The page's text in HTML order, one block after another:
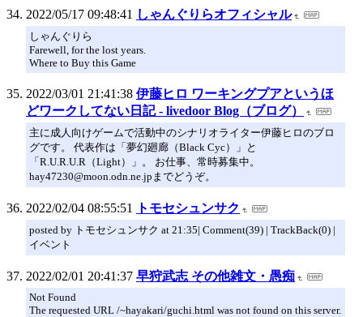
2022/05/17 09:48:41 しゃんぐりらオフィシャル
しゃんぐりら
Farewell, for the lost years.
Where to Buy this Game
2022/03/01 21:41:38 伊藤ヒロ ワーキングプアというほ
どワークしてない日記 - livedoor Blog（ブログ）
主に成人向けゲームで活動中のシナリオライター伊藤ヒロのブロ
グです。 代表作は「夢幻廻廊（Black Cyc）」と
「R.U.R.U.R（Light）」。 お仕事、常時募集中。
hay47230@moon.odn.ne.jpまでどうぞ。
2022/02/04 08:55:51 トモセシュンサク
posted by トモセシュンサク at 21:35| Comment(39) | TrackBack(0) |
イベント
2022/02/01 20:41:37 早狩武志 その他雑文・愚痴
Not Found
The requested URL /~hayakari/guchi.html was not found on this server.